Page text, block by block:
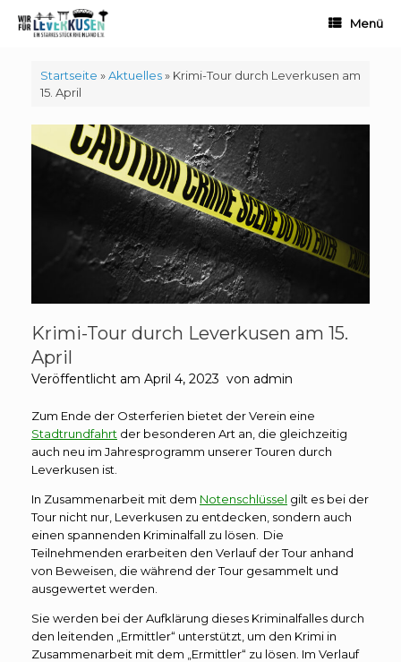
Inhalt
springen
Menü
Startseite »Aktuelles» Krimi-Tour durch Leverkusen am
15. April
Krimi-Tour durch Leverkusen am 15.
April
Veröffentlicht am April 4, 2023 von admin
Zum Ende der Osterferien bietet der Verein eine
Stadtrundfahrt der besonderen Art an, die gleichzeitig
auch neu im Jahresprogramm unserer Touren durch
Leverkusen ist.
In Zusammenarbeit mit dem Notenschlüssel gilt es bei der
Tour nicht nur, Leverkusen zu entdecken, sondern auch
einen spannenden Kriminalfall zu lösen. Die
Teilnehmenden erarbeiten den Verlauf der Tour anhand
von Beweisen, die während der Tour gesammelt und
ausgewertet werden.
Sie werden bei der Aufklärung dieses Kriminalfalles durch
den leitenden „Ermittler“ unterstützt, um den Krimi in
Zusammenarbeit mit dem „Ermittler“ zu lösen. Im Verlauf